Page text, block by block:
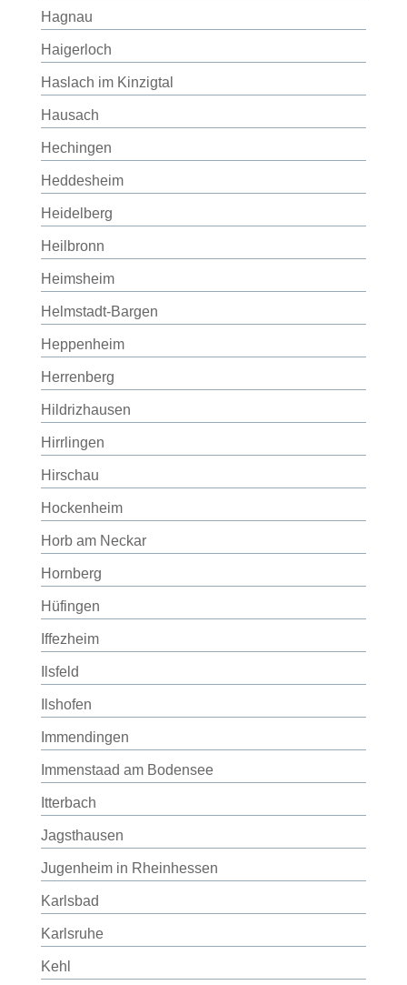
Hagnau
Haigerloch
Haslach im Kinzigtal
Hausach
Hechingen
Heddesheim
Heidelberg
Heilbronn
Heimsheim
Helmstadt-Bargen
Heppenheim
Herrenberg
Hildrizhausen
Hirrlingen
Hirschau
Hockenheim
Horb am Neckar
Hornberg
Hüfingen
Iffezheim
Ilsfeld
Ilshofen
Immendingen
Immenstaad am Bodensee
Itterbach
Jagsthausen
Jugenheim in Rheinhessen
Karlsbad
Karlsruhe
Kehl